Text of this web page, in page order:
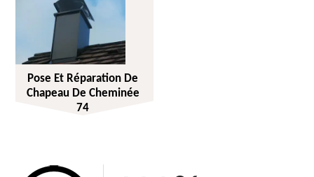
Pose Et Réparation De
Chapeau De Cheminée
74